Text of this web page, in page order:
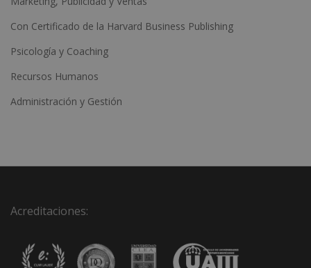
Con Certificado de la Harvard Business Publishing
Psicología y Coaching
Recursos Humanos
Administración y Gestión
Acreditaciones: